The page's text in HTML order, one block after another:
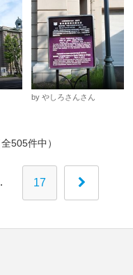
by やしろさんさん
505件中）
17